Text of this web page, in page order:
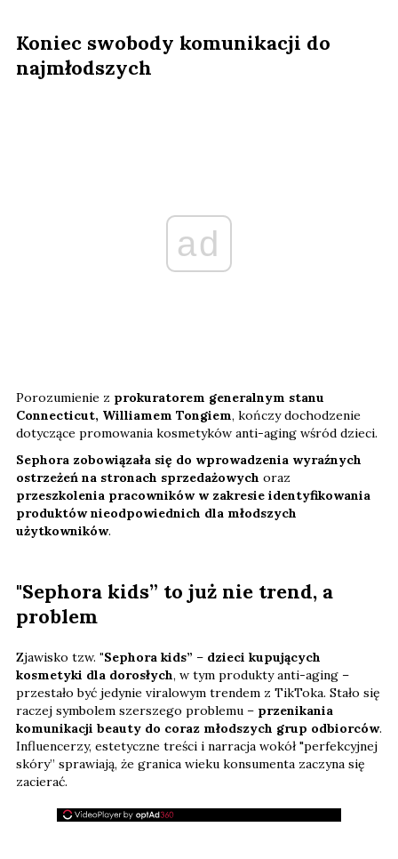
Koniec swobody komunikacji do
najmłodszych
ad
Porozumienie z prokuratorem generalnym stanu
Connecticut, Williamem Tongiem, kończy dochodzenie
dotyczące promowania kosmetyków anti-aging wśród dzieci.
Sephora zobowiązała się do wprowadzenia wyraźnych
ostrzeżeń na stronach sprzedażowych oraz
przeszkolenia pracowników w zakresie identyfikowania
produktów nieodpowiednich dla młodszych
użytkowników.
"Sephora kids” to już nie trend, a
problem
Zjawisko tzw. "Sephora kids” – dzieci kupujących
kosmetyki dla dorosłych, w tym produkty anti-aging –
przestało być jedynie viralowym trendem z TikToka. Stało się
raczej symbolem szerszego problemu – przenikania
komunikacji beauty do coraz młodszych grup odbiorców.
Influencerzy, estetyczne treści i narracja wokół "perfekcyjnej
skóry” sprawiają, że granica wieku konsumenta zaczyna się
zacierać.